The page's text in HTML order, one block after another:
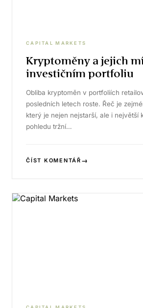
CAPITAL MARKETS
Kryptoměny a jejich
investičním portfoliu
Obliba kryptoměn v portfoliích
posledních letech roste. Řeč je
který je nejen nejstarší, ale i největší
pohledu tržní…
ČÍST KOMENTÁŘ →